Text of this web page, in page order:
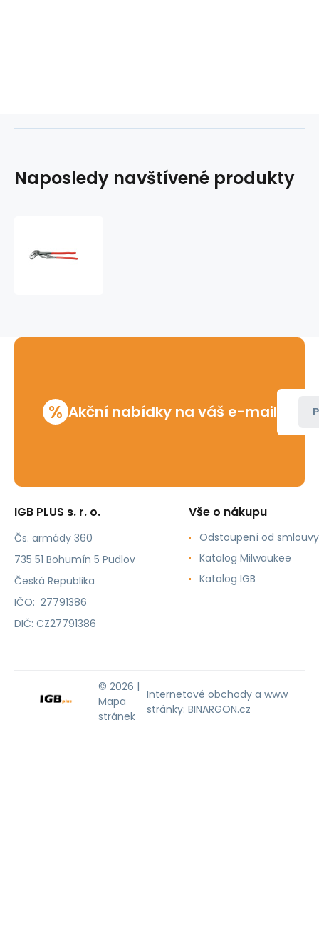
Naposledy navštívené produkty
% Akční nabídky na váš e-mail
IGB PLUS s. r. o.
Čs. armády 360
735 51 Bohumín 5 Pudlov
Česká Republika
IČO: 27791386
DIČ: CZ27791386
Vše o nákupu
Odstoupení od smlouvy
Katalog Milwaukee
Katalog IGB
© 2026 |
Mapa
stránek
Internetové obchody a www
stránky: BINARGON.cz